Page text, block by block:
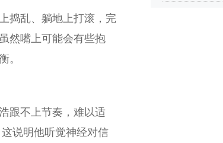
捣乱、躺地上打滚，完
然嘴上可能会有些抱
。
跟不上节奏，难以适
说明他听觉神经对信